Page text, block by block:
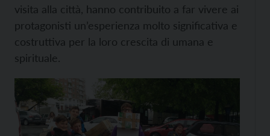
visita alla città, hanno contribuito a far vivere ai
protagonisti un’esperienza molto significativa e
costruttiva per la loro crescita di umana e
spirituale.